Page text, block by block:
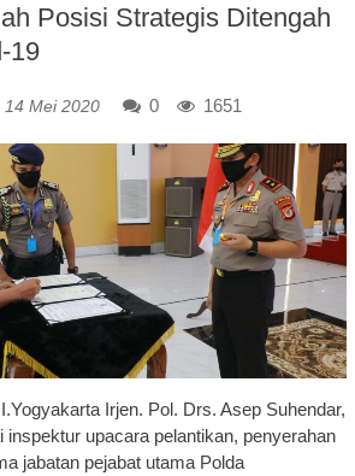
Posisi Strategis Ditengah
19
14 Mei 2020 0 1651
Irjen. Pol. Drs. Asep Suhendar,
inspektur upacara pelantikan, penyerahan
jabatan pejabat utama Polda